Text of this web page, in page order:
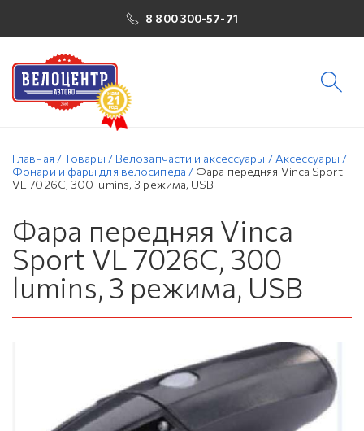
8 800 300-57-71
Главная /Товары / Велозапчасти и аксессуары / Аксессуары /
Фонари и фары для велосипеда / Фара передняя Vinca Sport
VL 7026C, 300 lumins, 3 режима, USB
Фара передняя Vinca
Sport VL 7026C, 300
lumins, 3 режима, USB